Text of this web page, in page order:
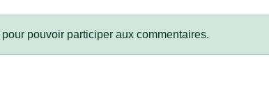
pour pouvoir participer aux commentaires.